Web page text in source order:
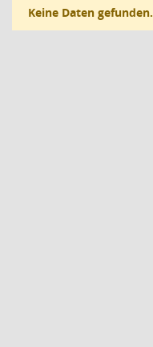
Keine Daten gefunden.